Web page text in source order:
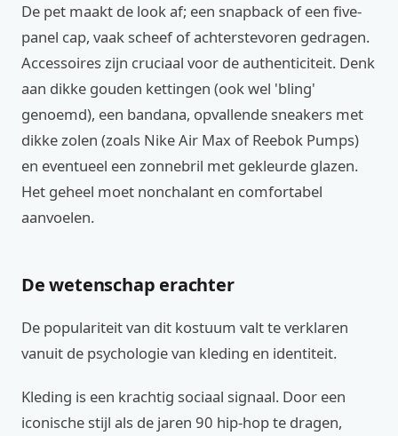
De pet maakt de look af; een snapback of een five-
panel cap, vaak scheef of achterstevoren gedragen.
Accessoires zijn cruciaal voor de authenticiteit. Denk
aan dikke gouden kettingen (ook wel 'bling'
genoemd), een bandana, opvallende sneakers met
dikke zolen (zoals Nike Air Max of Reebok Pumps)
en eventueel een zonnebril met gekleurde glazen.
Het geheel moet nonchalant en comfortabel
aanvoelen.
De wetenschap erachter
De populariteit van dit kostuum valt te verklaren
vanuit de psychologie van kleding en identiteit.
Kleding is een krachtig sociaal signaal. Door een
iconische stijl als de jaren 90 hip-hop te dragen,